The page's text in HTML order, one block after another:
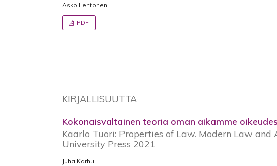
Asko Lehtonen
PDF
KIRJALLISUUTTA
Kokonaisvaltainen teoria oman aikamme
Kaarlo Tuori: Properties of Law. Modern Law and
University Press 2021
Juha Karhu